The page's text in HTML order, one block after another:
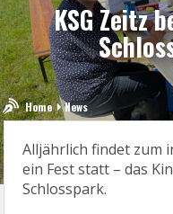
KSG Zeitz
Home News
Alljährlich findet zum
ein Fest statt – das
Schlosspark.